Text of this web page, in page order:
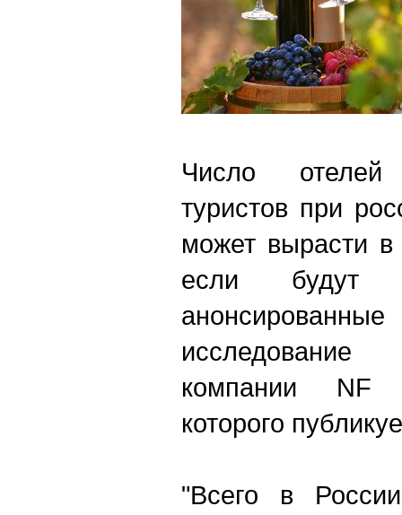
Число
туристов при
может вырасти в
если будут
компании NF
которого
"Всего в